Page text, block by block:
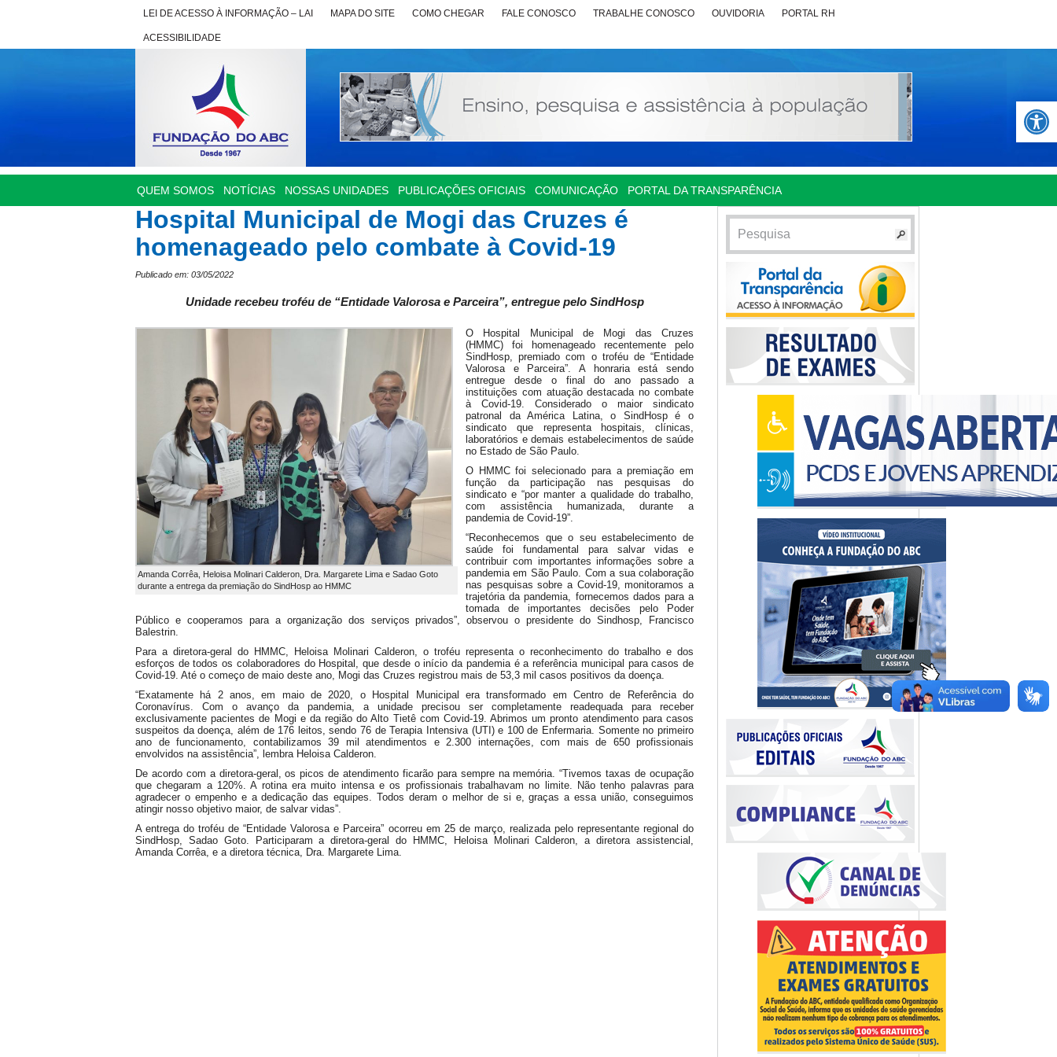
Abrir
LEI DE ACESSO À INFORMAÇÃO – LAI MAPA DO SITE COMO CHEGAR FALE CONOSCO TRABALHE CONOSCO OUVIDORIA PORTAL RH
ACESSIBILIDADE
QUEM SOMOS NOTÍCIAS NOSSAS UNIDADES PUBLICAÇÕES OFICIAIS COMUNICAÇÃO PORTAL DA TRANSPARÊNCIA
Hospital Municipal de Mogi das Cruzes é
homenageado pelo combate à Covid-19
Publicado em: 03/05/2022
Unidade recebeu troféu de “Entidade Valorosa e Parceira”, entregue pelo SindHosp
Amanda Corrêa, Heloisa Molinari Calderon, Dra. Margarete Lima e Sadao Goto
durante a entrega da premiação do SindHosp ao HMMC
O Hospital Municipal de Mogi das Cruzes
(HMMC) foi homenageado recentemente pelo
SindHosp, premiado com o troféu de “Entidade
Valorosa e Parceira”. A honraria está sendo
entregue desde o final do ano passado a
instituições com atuação destacada no combate
à Covid-19. Considerado o maior sindicato
patronal da América Latina, o SindHosp é o
sindicato que representa hospitais, clínicas,
laboratórios e demais estabelecimentos de saúde
no Estado de São Paulo.
O HMMC foi selecionado para a premiação em
função da participação nas pesquisas do
sindicato e “por manter a qualidade do trabalho,
com assistência humanizada, durante a
pandemia de Covid-19”.
“Reconhecemos que o seu estabelecimento de
saúde foi fundamental para salvar vidas e
contribuir com importantes informações sobre a
pandemia em São Paulo. Com a sua colaboração
nas pesquisas sobre a Covid-19, monitoramos a
trajetória da pandemia, fornecemos dados para a
tomada de importantes decisões pelo Poder
Público e cooperamos para a organização dos serviços privados”, observou o presidente do Sindhosp, Francisco
Balestrin.
Para a diretora-geral do HMMC, Heloisa Molinari Calderon, o troféu representa o reconhecimento do trabalho e dos
esforços de todos os colaboradores do Hospital, que desde o início da pandemia é a referência municipal para casos de
Covid-19. Até o começo de maio deste ano, Mogi das Cruzes registrou mais de 53,3 mil casos positivos da doença.
“Exatamente há 2 anos, em maio de 2020, o Hospital Municipal era transformado em Centro de Referência do
Coronavírus. Com o avanço da pandemia, a unidade precisou ser completamente readequada para receber
exclusivamente pacientes de Mogi e da região do Alto Tietê com Covid-19. Abrimos um pronto atendimento para casos
suspeitos da doença, além de 176 leitos, sendo 76 de Terapia Intensiva (UTI) e 100 de Enfermaria. Somente no primeiro
ano de funcionamento, contabilizamos 39 mil atendimentos e 2.300 internações, com mais de 650 profissionais
envolvidos na assistência”, lembra Heloisa Calderon.
De acordo com a diretora-geral, os picos de atendimento ficarão para sempre na memória. “Tivemos taxas de ocupação
que chegaram a 120%. A rotina era muito intensa e os profissionais trabalhavam no limite. Não tenho palavras para
agradecer o empenho e a dedicação das equipes. Todos deram o melhor de si e, graças a essa união, conseguimos
atingir nosso objetivo maior, de salvar vidas”.
A entrega do troféu de “Entidade Valorosa e Parceira” ocorreu em 25 de março, realizada pelo representante regional do
SindHosp, Sadao Goto. Participaram a diretora-geral do HMMC, Heloisa Molinari Calderon, a diretora assistencial,
Amanda Corrêa, e a diretora técnica, Dra. Margarete Lima.